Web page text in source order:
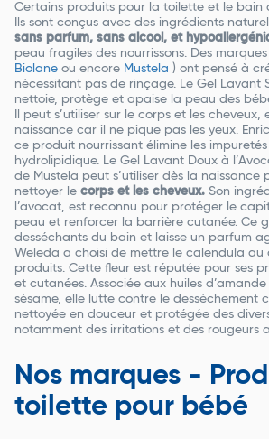
Certains produits pour la toilette et le bain
Ils sont conçus avec des ingrédients
sans parfum, sans alcool, et
peau fragiles des nourrissons. Des marques
Biolane ou encore Mustela ) ont pensé à
nécessitant pas de rinçage. Le Gel Lavant
nettoie, protège et apaise la peau des
Il peut s’utiliser sur le corps et les cheveux,
naissance car il ne pique pas les yeux.
ce produit nourrissant élimine les
hydrolipidique. Le Gel Lavant Doux à
de Mustela peut s’utiliser dès la naissance
nettoyer le corps et les cheveux. Son
l’avocat, est reconnu pour protéger le
peau et renforcer la barrière cutanée. Ce
desséchants du bain et laisse un parfum
Weleda a choisi de mettre le calendula
produits. Cette fleur est réputée pour ses
et cutanées. Associée aux huiles
sésame, elle lutte contre le desséchement
nettoyée en douceur et protégée des
notamment des irritations et des rougeurs
Nos marques -
toilette pour bébé